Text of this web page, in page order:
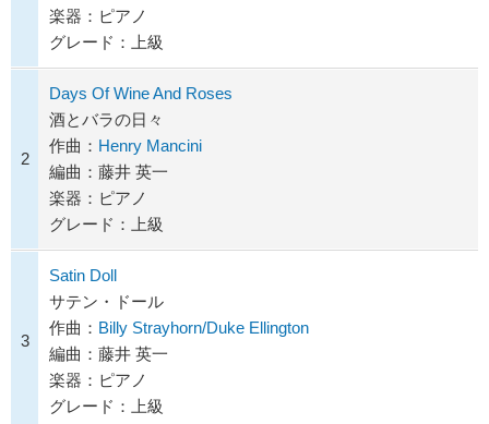
楽器：ピアノ
グレード：上級
2
Days Of Wine And Roses
酒とバラの日々
作曲： Henry Mancini
編曲：藤井 英一
楽器：ピアノ
グレード：上級
3
Satin Doll
サテン・ドール
作曲： Billy Strayhorn/Duke Ellington
編曲：藤井 英一
楽器：ピアノ
グレード：上級